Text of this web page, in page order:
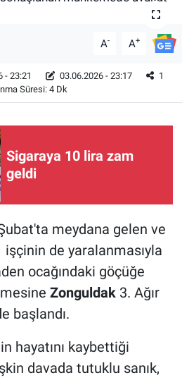
A- A+
- 23:21 03.06.2026 - 23:17
1
Süresi: 4 Dk
Sigaraya 10 lira zam
geldi
meydana gelen ve
de yaralanmasıyla
ocağındaki göçüğe
Zonguldak3. Ağır
başlandı.
hayatını kaybettiği
davada tutuklu sanık,